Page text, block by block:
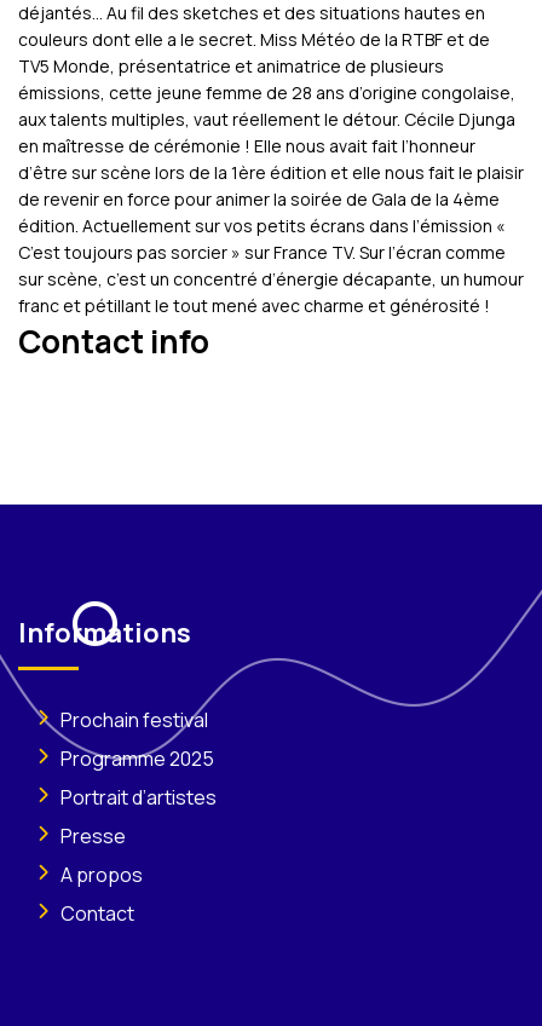
déjantés… Au fil des sketches et des situations hautes en
couleurs dont elle a le secret. Miss Météo de la RTBF et de
TV5 Monde, présentatrice et animatrice de plusieurs
émissions, cette jeune femme de 28 ans d’origine congolaise,
aux talents multiples, vaut réellement le détour. Cécile Djunga
en maîtresse de cérémonie ! Elle nous avait fait l’honneur
d’être sur scène lors de la 1ère édition et elle nous fait le plaisir
de revenir en force pour animer la soirée de Gala de la 4ème
édition. Actuellement sur vos petits écrans dans l’émission «
C’est toujours pas sorcier » sur France TV. Sur l’écran comme
sur scène, c’est un concentré d’énergie décapante, un humour
franc et pétillant le tout mené avec charme et générosité !
Contact info
Informations
Prochain festival
Programme 2025
Portrait d’artistes
Presse
A propos
Contact